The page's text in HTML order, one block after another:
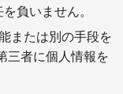
負いません。
または別の手段を
三者に個人情報を